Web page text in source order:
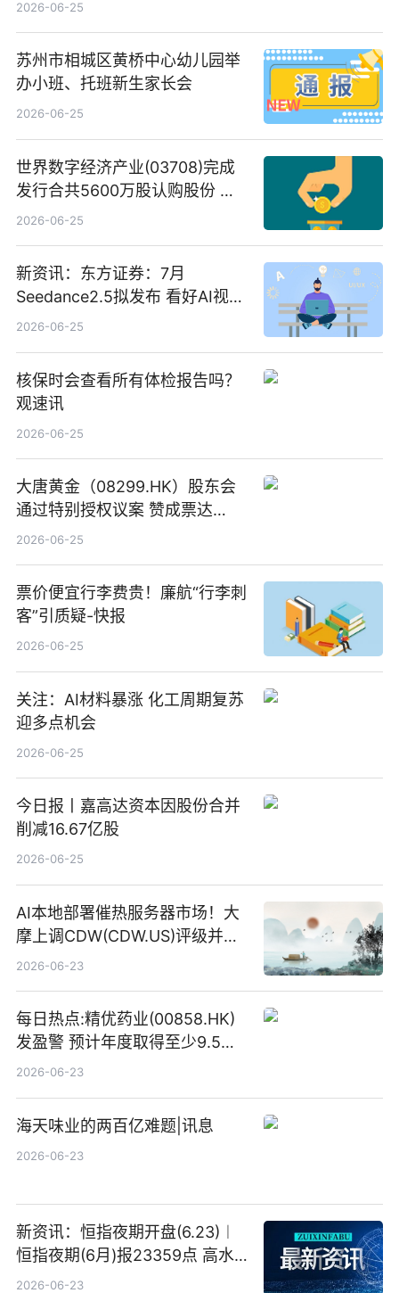
2026-06-25
苏州市相城区黄桥中心幼儿园举
办小班、托班新生家长会
2026-06-25
世界数字经济产业(03708)完成
发行合共5600万股认购股份 净
筹约1007万港元 独家焦点
2026-06-25
新资讯：东方证券：7月
Seedance2.5拟发布 看好AI视频
创作工作流进一步提效
2026-06-25
核保时会查看所有体检报告吗？
观速讯
2026-06-25
大唐黄金（08299.HK）股东会
通过特别授权议案 赞成票达
100%_新动态
2026-06-25
票价便宜行李费贵！廉航“行李刺
客”引质疑-快报
2026-06-25
关注：AI材料暴涨 化工周期复苏
迎多点机会
2026-06-25
今日报丨嘉高达资本因股份合并
削减16.67亿股
2026-06-25
AI本地部署催热服务器市场！大
摩上调CDW(CDW.US)评级并看
高IBM(IBM.US)戴尔(DELL.US)
2026-06-23
每日热点:精优药业(00858.HK)
发盈警 预计年度取得至少9.5亿
港元的亏损 同比盈转亏
2026-06-23
海天味业的两百亿难题|讯息
2026-06-23
新资讯：恒指夜期开盘(6.23)︱
恒指夜期(6月)报23359点 高水
23点
2026-06-23